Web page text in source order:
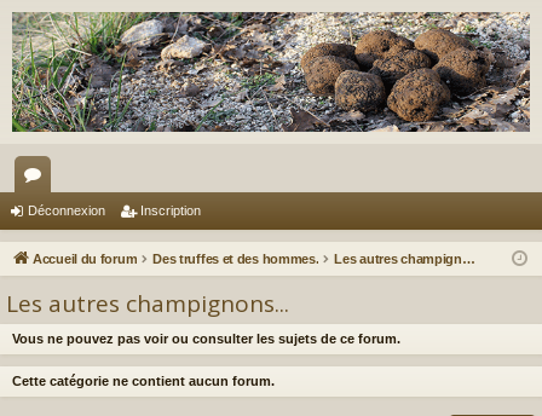
or
u
Déconnexion Inscription
Accueil du forum Des truffes et des hommes. Les autres champignons...
Les autres champignons...
Vous ne pouvez pas voir ou consulter les sujets de ce forum.
Cette catégorie ne contient aucun forum.